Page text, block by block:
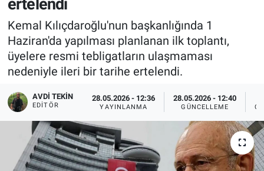
ertelendi
Kemal Kılıçdaroğlu'nun başkanlığında 1
Haziran'da yapılması planlanan ilk toplantı,
üyelere resmi tebligatların ulaşmaması
nedeniyle ileri bir tarihe ertelendi.
AVDI TEKIN
EDITÖR
28.05.2026 - 12:36
YAYINLANMA
28.05.2026 - 12:40
GÜNCELLEME
Tüm Manşetler
Son Dakika Haberleri
Haber Arşivi